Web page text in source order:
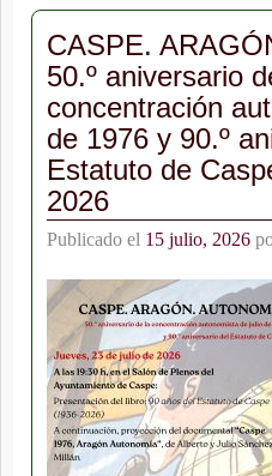
CASPE.
50.º aniversario
concentración
de 1976 y 90.º
Estatuto de
2026
Publicado el 15 julio, 2026